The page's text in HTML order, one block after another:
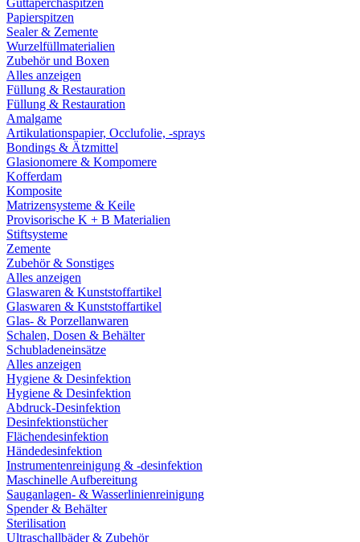
Guttaperchaspitzen
Papierspitzen
Sealer & Zemente
Wurzelfüllmaterialien
Zubehör und Boxen
Alles anzeigen
Füllung & Restauration
Füllung & Restauration
Amalgame
Artikulationspapier, Occlufolie, -sprays
Bondings & Ätzmittel
Glasionomere & Kompomere
Kofferdam
Komposite
Matrizensysteme & Keile
Provisorische K + B Materialien
Stiftsysteme
Zemente
Zubehör & Sonstiges
Alles anzeigen
Glaswaren & Kunststoffartikel
Glaswaren & Kunststoffartikel
Glas- & Porzellanwaren
Schalen, Dosen & Behälter
Schubladeneinsätze
Alles anzeigen
Hygiene & Desinfektion
Hygiene & Desinfektion
Abdruck-Desinfektion
Desinfektionstücher
Flächendesinfektion
Händedesinfektion
Instrumentenreinigung & -desinfektion
Maschinelle Aufbereitung
Sauganlagen- & Wasserlinienreinigung
Spender & Behälter
Sterilisation
Ultraschallbäder & Zubehör